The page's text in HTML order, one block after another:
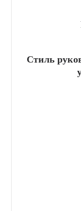
Стиль